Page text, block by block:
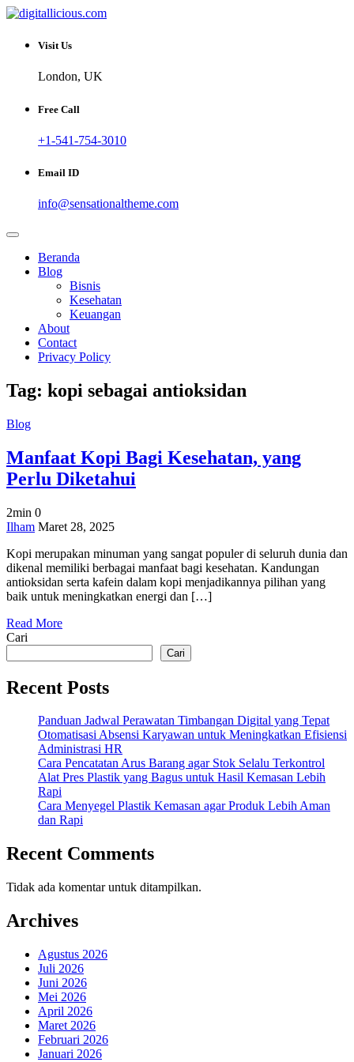
Skip
content
digitallicious.com
Sharing Digital Information
Visit Us
London, UK
Free Call
+1-541-754-3010
Email ID
info@sensationaltheme.com
Beranda
Blog
Bisnis
Kesehatan
Keuangan
About
Contact
Privacy Policy
Tag: kopi sebagai antioksidan
Blog
Manfaat Kopi Bagi Kesehatan, yang
Perlu Diketahui
2min 0
on
Kopi
Bagi
Kesehatan,
yang
Diketahui
Ilham Maret 28, 2025
Kopi merupakan minuman yang sangat populer di seluruh dunia dan
dikenal memiliki berbagai manfaat bagi kesehatan. Kandungan
antioksidan serta kafein dalam kopi menjadikannya pilihan yang
baik untuk meningkatkan energi dan […]
Read More
Cari
Cari
Recent Posts
Panduan Jadwal Perawatan Timbangan Digital yang Tepat
Otomatisasi Absensi Karyawan untuk Meningkatkan Efisiensi
Administrasi HR
Cara Pencatatan Arus Barang agar Stok Selalu Terkontrol
Alat Pres Plastik yang Bagus untuk Hasil Kemasan Lebih
Rapi
Cara Menyegel Plastik Kemasan agar Produk Lebih Aman
dan Rapi
Recent Comments
Tidak ada komentar untuk ditampilkan.
Archives
Agustus 2026
Juli 2026
Juni 2026
Mei 2026
April 2026
Maret 2026
Februari 2026
Januari 2026